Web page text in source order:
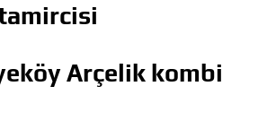
Arçelik kombi